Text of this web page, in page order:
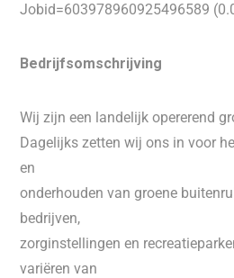
Jobid=603978960925496589
Bedrijfsomschrijving
Wij zijn een landelijk opererend
Dagelijks zetten wij ons in voor
en
onderhouden van groene
bedrijven,
zorginstellingen en
variëren van